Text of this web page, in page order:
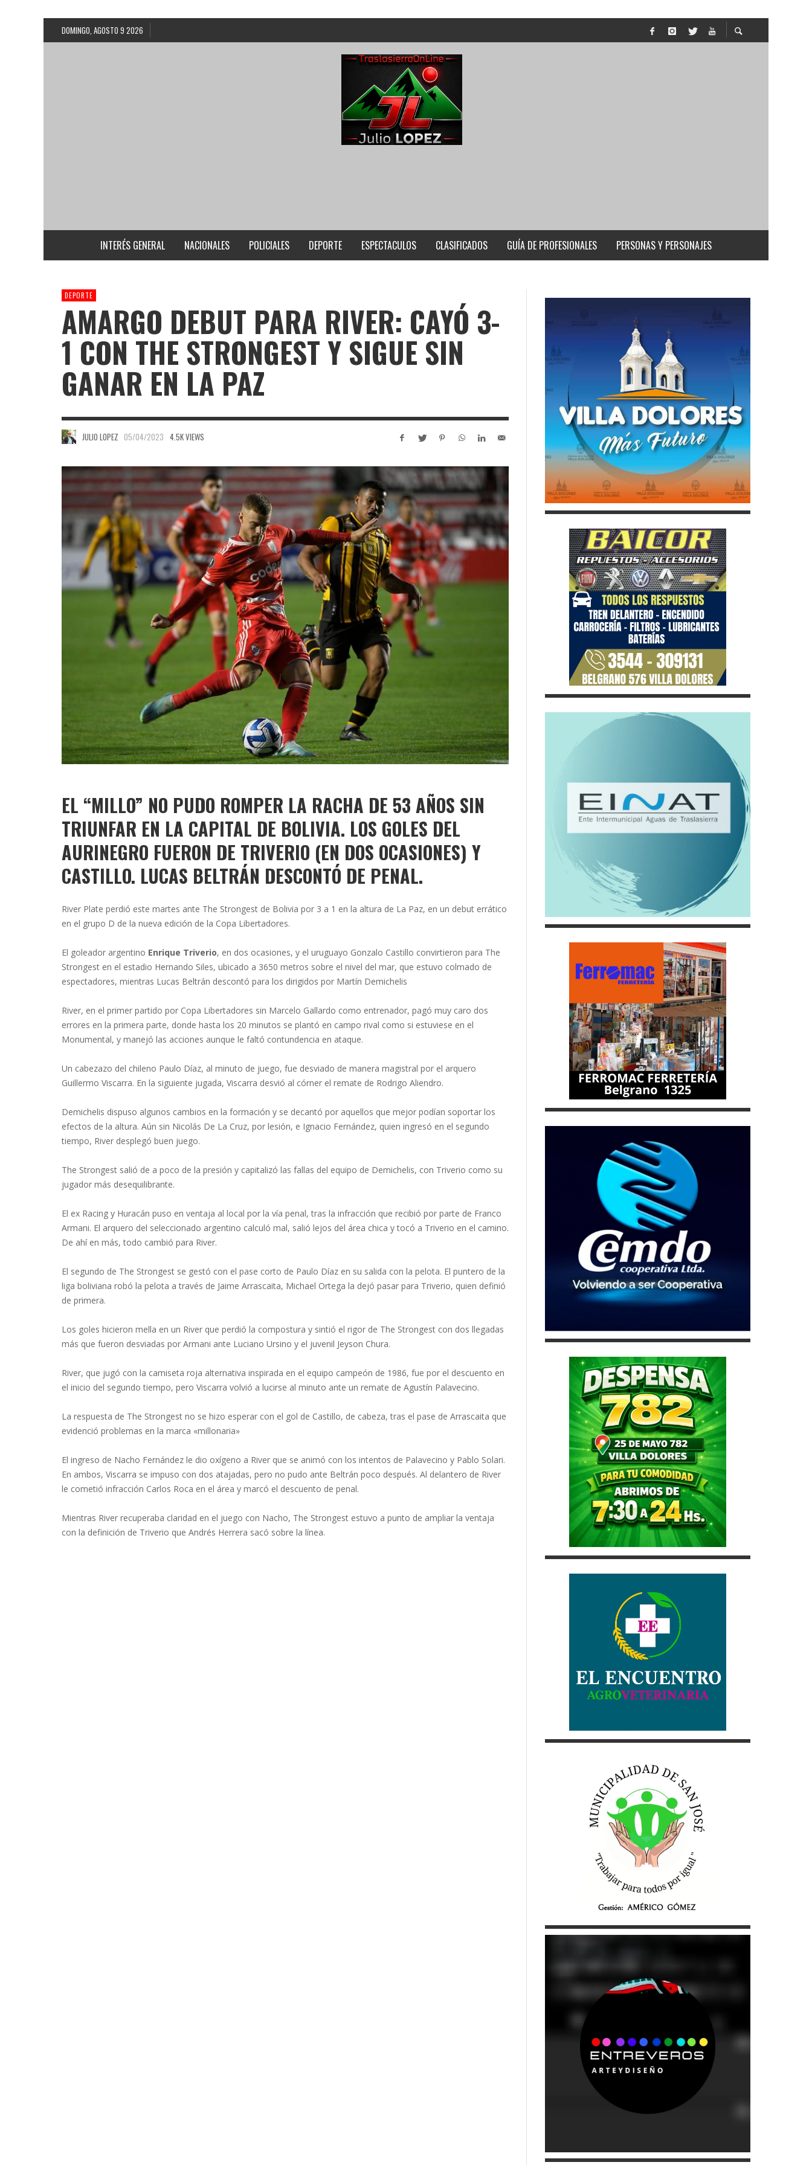
DOMINGO, AGOSTO 9 2026
INTERÉS GENERAL NACIONALES POLICIALES DEPORTE ESPECTACULOS CLASIFICADOS GUÍA DE PROFESIONALES PERSONAS Y PERSONAJES
DEPORTE
AMARGO DEBUT PARA RIVER: CAYÓ 3-
1 CON THE STRONGEST Y SIGUE SIN
GANAR EN LA PAZ
JULIO LOPEZ 05/04/2023 4.5K VIEWS
EL “MILLO” NO PUDO ROMPER LA RACHA DE 53 AÑOS SIN
TRIUNFAR EN LA CAPITAL DE BOLIVIA. LOS GOLES DEL
AURINEGRO FUERON DE TRIVERIO (EN DOS OCASIONES) Y
CASTILLO. LUCAS BELTRÁN DESCONTÓ DE PENAL.
River Plate perdió este martes ante The Strongest de Bolivia por 3 a 1 en la altura de La Paz, en un debut errático
en el grupo D de la nueva edición de la Copa Libertadores.
El goleador argentino Enrique Triverio, en dos ocasiones, y el uruguayo Gonzalo Castillo convirtieron para The
Strongest en el estadio Hernando Siles, ubicado a 3650 metros sobre el nivel del mar, que estuvo colmado de
espectadores, mientras Lucas Beltrán descontó para los dirigidos por Martín Demichelis
River, en el primer partido por Copa Libertadores sin Marcelo Gallardo como entrenador, pagó muy caro dos
errores en la primera parte, donde hasta los 20 minutos se plantó en campo rival como si estuviese en el
Monumental, y manejó las acciones aunque le faltó contundencia en ataque.
Un cabezazo del chileno Paulo Díaz, al minuto de juego, fue desviado de manera magistral por el arquero
Guillermo Viscarra. En la siguiente jugada, Viscarra desvió al córner el remate de Rodrigo Aliendro.
Demichelis dispuso algunos cambios en la formación y se decantó por aquellos que mejor podían soportar los
efectos de la altura. Aún sin Nicolás De La Cruz, por lesión, e Ignacio Fernández, quien ingresó en el segundo
tiempo, River desplegó buen juego.
The Strongest salió de a poco de la presión y capitalizó las fallas del equipo de Demichelis, con Triverio como su
jugador más desequilibrante.
El ex Racing y Huracán puso en ventaja al local por la vía penal, tras la infracción que recibió por parte de Franco
Armani. El arquero del seleccionado argentino calculó mal, salió lejos del área chica y tocó a Triverio en el camino.
De ahí en más, todo cambió para River.
El segundo de The Strongest se gestó con el pase corto de Paulo Díaz en su salida con la pelota. El puntero de la
liga boliviana robó la pelota a través de Jaime Arrascaita, Michael Ortega la dejó pasar para Triverio, quien definió
de primera.
Los goles hicieron mella en un River que perdió la compostura y sintió el rigor de The Strongest con dos llegadas
más que fueron desviadas por Armani ante Luciano Ursino y el juvenil Jeyson Chura.
River, que jugó con la camiseta roja alternativa inspirada en el equipo campeón de 1986, fue por el descuento en
el inicio del segundo tiempo, pero Viscarra volvió a lucirse al minuto ante un remate de Agustín Palavecino.
La respuesta de The Strongest no se hizo esperar con el gol de Castillo, de cabeza, tras el pase de Arrascaita que
evidenció problemas en la marca «millonaria»
El ingreso de Nacho Fernández le dio oxígeno a River que se animó con los intentos de Palavecino y Pablo Solari.
En ambos, Viscarra se impuso con dos atajadas, pero no pudo ante Beltrán poco después. Al delantero de River
le cometió infracción Carlos Roca en el área y marcó el descuento de penal.
Mientras River recuperaba claridad en el juego con Nacho, The Strongest estuvo a punto de ampliar la ventaja
con la definición de Triverio que Andrés Herrera sacó sobre la línea.